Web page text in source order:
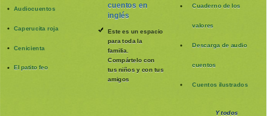
Audiocuentos
Caperucita roja
Cenicienta
El patito feo
cuentos en
inglés
Este es un espacio
para toda la
familia
Compártelo con
tus niños y con tus
amigos
Cuaderno de los
valores
Descarga de audio
cuentos
Cuentos ilustrados
Y todos